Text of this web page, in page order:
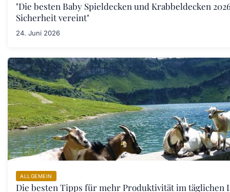
"Die besten Baby Spieldecken und Krabbeldecken
Sicherheit vereint"
24. Juni 2026
ALLGEMEIN
Die besten Tipps für mehr Produktivität im täglichen